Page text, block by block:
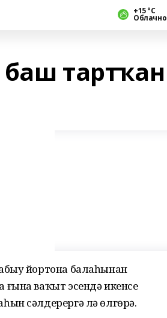
+15 °С
Облачно
тартҡан
йортона балаһынан
ваҡыт эсендә икенсе
сәлдерергә лә өлгөрә.